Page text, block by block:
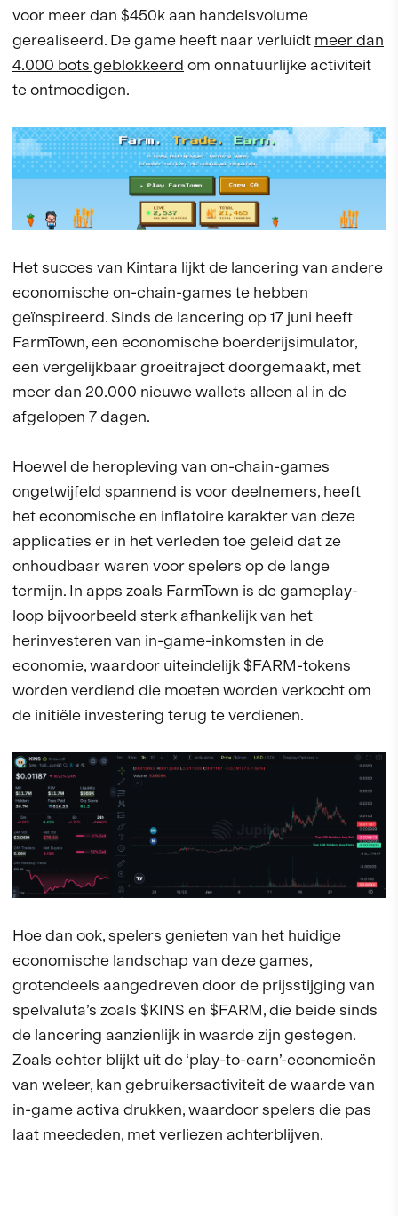
voor meer dan $450k aan handelsvolume
gerealiseerd. De game heeft naar verluidt meer dan
4.000 bots geblokkeerd om onnatuurlijke activiteit
te ontmoedigen.
Het succes van Kintara lijkt de lancering van andere
economische on-chain-games te hebben
geïnspireerd. Sinds de lancering op 17 juni heeft
FarmTown, een economische boerderijsimulator,
een vergelijkbaar groeitraject doorgemaakt, met
meer dan 20.000 nieuwe wallets alleen al in de
afgelopen 7 dagen.
Hoewel de heropleving van on-chain-games
ongetwijfeld spannend is voor deelnemers, heeft
het economische en inflatoire karakter van deze
applicaties er in het verleden toe geleid dat ze
onhoudbaar waren voor spelers op de lange
termijn. In apps zoals FarmTown is de gameplay-
loop bijvoorbeeld sterk afhankelijk van het
herinvesteren van in-game-inkomsten in de
economie, waardoor uiteindelijk $FARM-tokens
worden verdiend die moeten worden verkocht om
de initiële investering terug te verdienen.
Hoe dan ook, spelers genieten van het huidige
economische landschap van deze games,
grotendeels aangedreven door de prijsstijging van
spelvaluta’s zoals $KINS en $FARM, die beide sinds
de lancering aanzienlijk in waarde zijn gestegen.
Zoals echter blijkt uit de ‘play-to-earn’-economieën
van weleer, kan gebruikersactiviteit de waarde van
in-game activa drukken, waardoor spelers die pas
laat meededen, met verliezen achterblijven.